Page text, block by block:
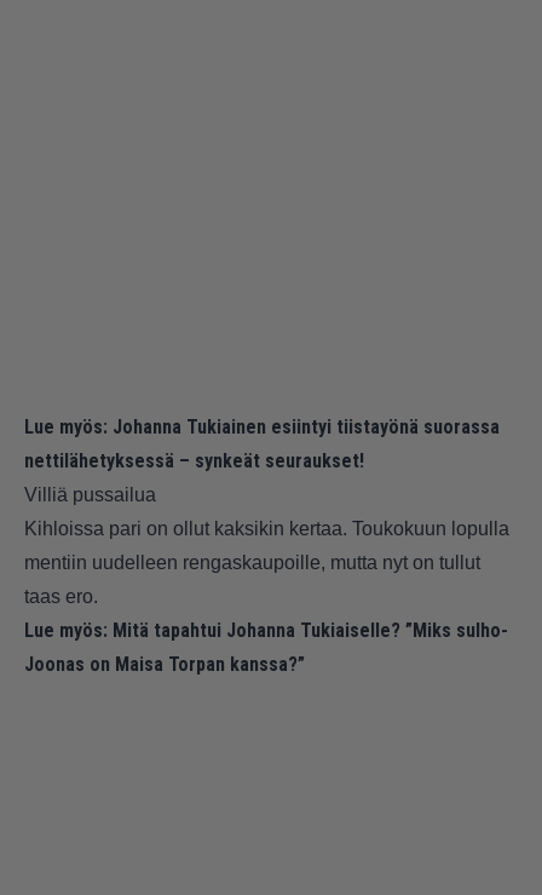
Lue myös: Johanna Tukiainen esiintyi tiistayönä suorassa
nettilähetyksessä – synkeät seuraukset!
Villiä pussailua
Kihloissa pari on ollut kaksikin kertaa. Toukokuun lopulla
mentiin uudelleen rengaskaupoille, mutta nyt on tullut
taas ero.
Lue myös: Mitä tapahtui Johanna Tukiaiselle? ”Miks sulho-
Joonas on Maisa Torpan kanssa?”